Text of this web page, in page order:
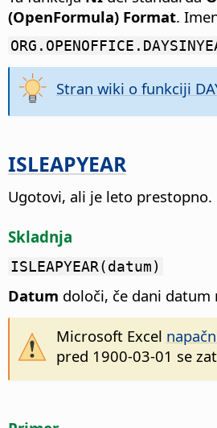
(OpenFormula) Format.
Stran wiki o funkciji
ISLEAPYEAR
Ugotovi, ali je leto prestopno.
Skladnja
ISLEAPYEAR(datum)
Datum določi, če dani
Microsoft Excel
pred 1900-03-01 se